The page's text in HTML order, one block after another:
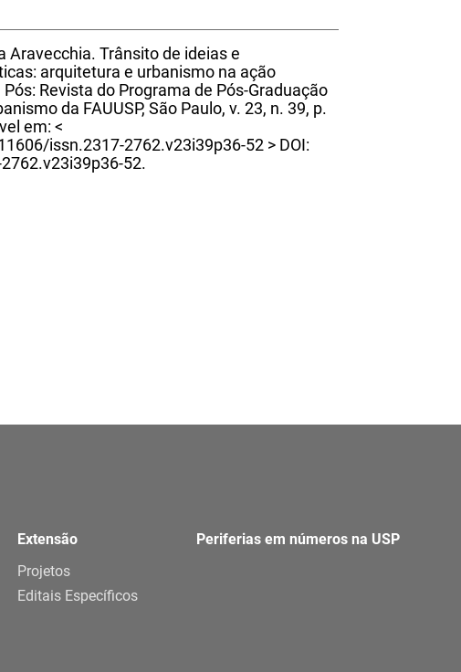
Aravecchia. Trânsito de ideias e
arquitetura e urbanismo na ação
Revista do Programa de Pós-Graduação
da FAUUSP, São Paulo, v. 23, n. 39, p.
em: <
issn.2317-2762.v23i39p36-52 > DOI:
52.
Extensão
Projetos
Editais Específicos
Periferias em números na USP